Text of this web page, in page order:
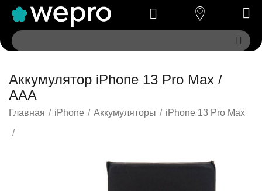
Аккумулятор iPhone 13 Pro Max /
AAA
Главная / iPhone / Аккумуляторы / iPhone 13 Pro Max
/